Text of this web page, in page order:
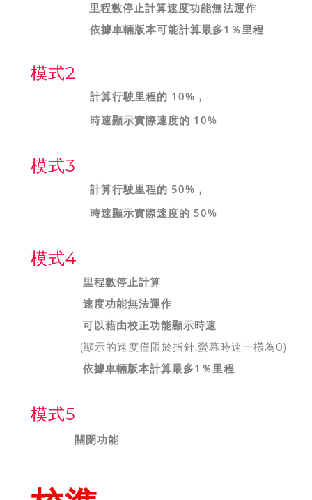
里程數停止計算速度功能無法運作
依據車輛版本可能計算最多1％里程
模式2
計算行駛里程的 10%，
時速顯示實際速度的 10%
模式3
計算行駛里程的 50%，
時速顯示實際速度的 50%
模式4
里程數停止計算
速度功能無法運作
可以藉由校正功能顯示時速
(顯示的速度僅限於指針,螢幕時速一樣為0)
依據車輛版本計算最多1％里程
模式5
關閉功能